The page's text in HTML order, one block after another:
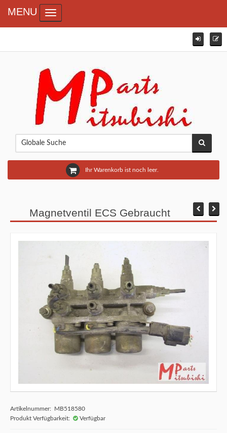
Ihr Warenkorb ist noch leer.
MENU Toggle navigation
Magnetventil ECS Gebraucht
Artikelnummer: MB518580
Produkt Verfügbarkeit:
Verfügbar